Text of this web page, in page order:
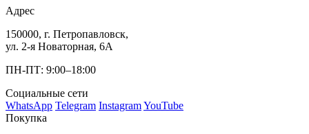
Адрес
150000, г. Петропавловск,
ул. 2-я Новаторная, 6А
ПН-ПТ: 9:00–18:00
Социальные сети
WhatsApp Telegram InstagramYouTube
Покупка